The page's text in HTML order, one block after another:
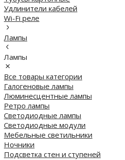
Удлинители кабелей
Wi-Fi реле
Лампы
Лампы
Все товары категории
Галогеновые лампы
Люминесцентные лампы
Ретро лампы
Светодиодные лампы
Светодиодные модули
Мебельные светильники
Ночники
Подсветка стен и ступеней